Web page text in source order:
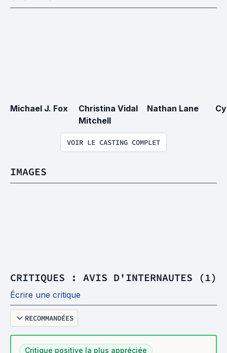
Michael J. Fox
Christina Vidal
Mitchell
Nathan Lane
VOIR LE CASTING COMPLET
IMAGES
CRITIQUES : AVIS D'INTERNAUTES (1)
Écrire une critique
RECOMMANDÉES
Critique positive la plus appréciée